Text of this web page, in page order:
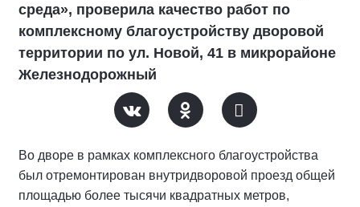
среда», проверила качество работ по
комплексному благоустройству дворовой
территории по ул. Новой, 41 в микрорайоне
Железнодорожный
Во дворе в рамках комплексного благоустройства
был отремонтирован внутридворовой проезд общей
площадью более тысячи квадратных метров,